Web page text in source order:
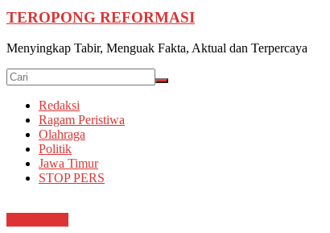
TEROPONG REFORMASI
Menyingkap Tabir, Menguak Fakta, Aktual dan Terpercaya
Redaksi
Ragam Peristiwa
Olahraga
Politik
Jawa Timur
STOP PERS